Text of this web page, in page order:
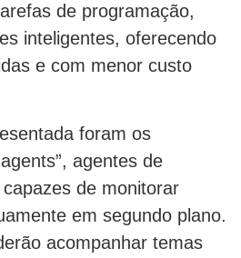
de programação,
inteligentes, oferecendo
e com menor custo
foram os
agentes de
de monitorar
em segundo plano.
acompanhar temas